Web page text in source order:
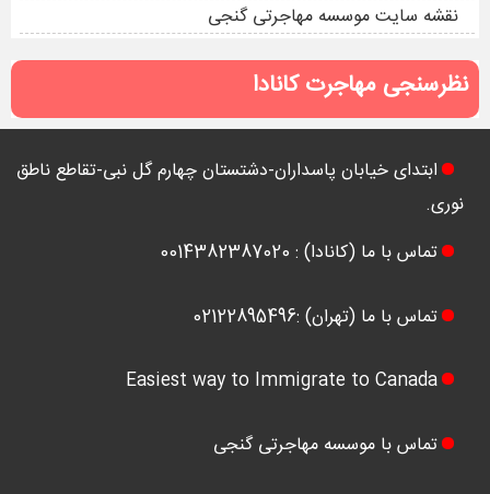
نقشه سایت موسسه مهاجرتی گنجی
نظرسنجی مهاجرت کانادا
ابتدای خیابان پاسداران-دشتستان چهارم گل نبی-تقاطع ناطق
نوری.
تماس با ما (کانادا) : 0014382387020
تماس با ما (تهران) :02122895496
Easiest way to Immigrate to Canada
تماس با موسسه مهاجرتی گنجی